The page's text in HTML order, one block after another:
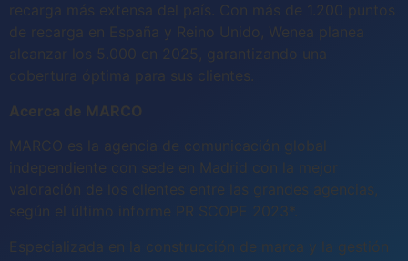
recarga más extensa del país. Con más de 1.200 puntos
de recarga en España y Reino Unido, Wenea planea
alcanzar los 5.000 en 2025, garantizando una
cobertura óptima para sus clientes.
Acerca de MARCO
MARCO es la agencia de comunicación global
independiente con sede en Madrid con la mejor
valoración de los clientes entre las grandes agencias,
según el último informe PR SCOPE 2023*.
Especializada en la construcción de marca y la gestión